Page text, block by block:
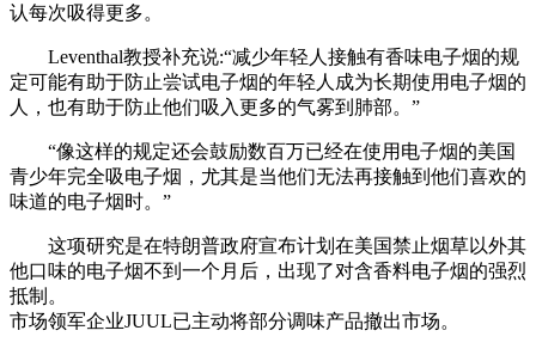
认每次吸得更多。
Leventhal教授补充说:“减少年轻人接触有香味电子烟的规
定可能有助于防止尝试电子烟的年轻人成为长期使用电子烟的
人，也有助于防止他们吸入更多的气雾到肺部。”
“像这样的规定还会鼓励数百万已经在使用电子烟的美国
青少年完全吸电子烟，尤其是当他们无法再接触到他们喜欢的
味道的电子烟时。”
这项研究是在特朗普政府宣布计划在美国禁止烟草以外其
他口味的电子烟不到一个月后，出现了对含香料电子烟的强烈
抵制。
市场领军企业JUUL已主动将部分调味产品撤出市场。